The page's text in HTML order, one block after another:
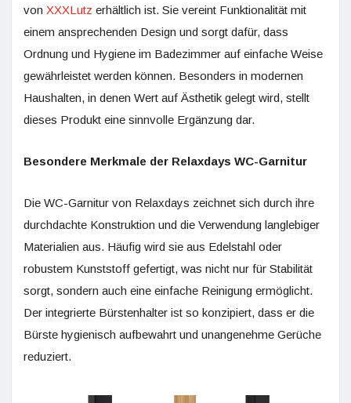
von XXXLutz erhältlich ist. Sie vereint Funktionalität mit
einem ansprechenden Design und sorgt dafür, dass
Ordnung und Hygiene im Badezimmer auf einfache Weise
gewährleistet werden können. Besonders in modernen
Haushalten, in denen Wert auf Ästhetik gelegt wird, stellt
dieses Produkt eine sinnvolle Ergänzung dar.
Besondere Merkmale der Relaxdays WC-Garnitur
Die WC-Garnitur von Relaxdays zeichnet sich durch ihre
durchdachte Konstruktion und die Verwendung langlebiger
Materialien aus. Häufig wird sie aus Edelstahl oder
robustem Kunststoff gefertigt, was nicht nur für Stabilität
sorgt, sondern auch eine einfache Reinigung ermöglicht.
Der integrierte Bürstenhalter ist so konzipiert, dass er die
Bürste hygienisch aufbewahrt und unangenehme Gerüche
reduziert.